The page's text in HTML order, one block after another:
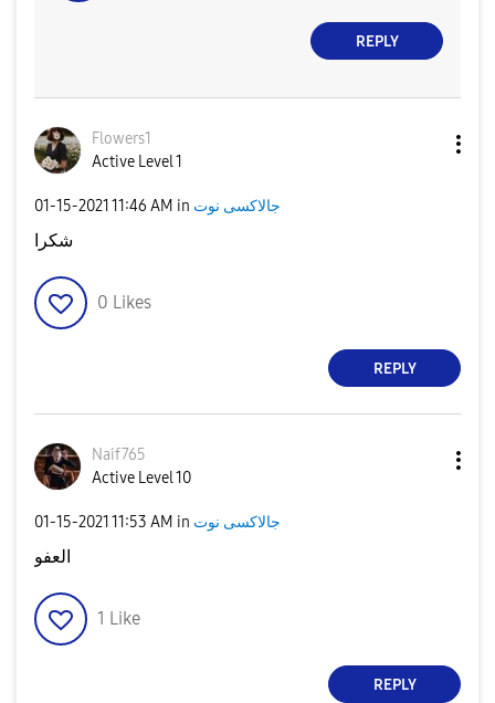
REPLY
Flowers1
Active Level 1
‎01-15-2021 11:46 AM in جالاكسى نوت
شكرا
0 Likes
REPLY
Naif765
Active Level 10
‎01-15-2021 11:53 AM in جالاكسى نوت
العفو
1 Like
REPLY